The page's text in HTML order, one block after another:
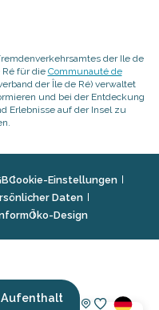
Aufenthalt
der Ile de
Ré für die Communauté de
der Île de Ré) verwaltet
und bei der Entdeckung
Erlebnisse auf der Insel zu
Cookie-Einstellungen
Daten
Öko-Design